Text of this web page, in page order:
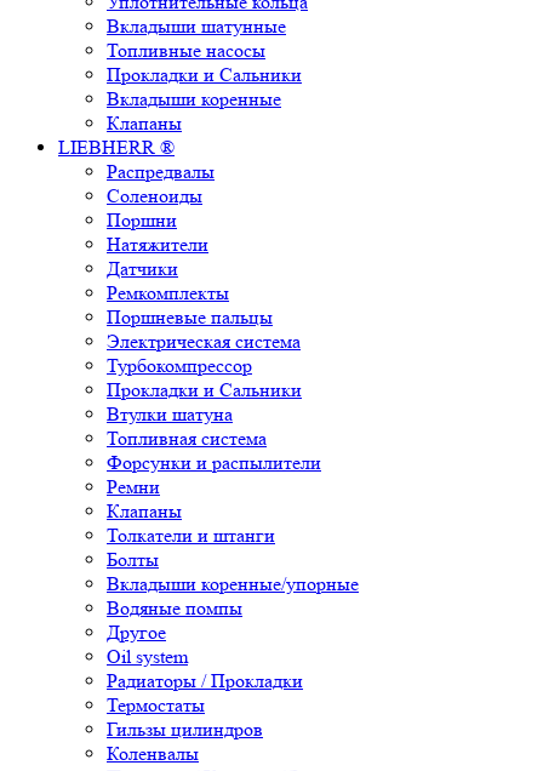
Вкладыши шатунные
Топливные насосы
Прокладки и Сальники
Вкладыши коренные
Клапаны
LIEBHERR ®
Распредвалы
Соленоиды
Поршни
Натяжители
Датчики
Ремкомплекты
Поршневые пальцы
Электрическая система
Турбокомпрессор
Прокладки и Сальники
Втулки шатуна
Топливная система
Форсунки и распылители
Ремни
Клапаны
Толкатели и штанги
Болты
Вкладыши коренные/упорные
Водяные помпы
Другое
Oil system
Радиаторы / Прокладки
Термостаты
Гильзы цилиндров
Коленвалы